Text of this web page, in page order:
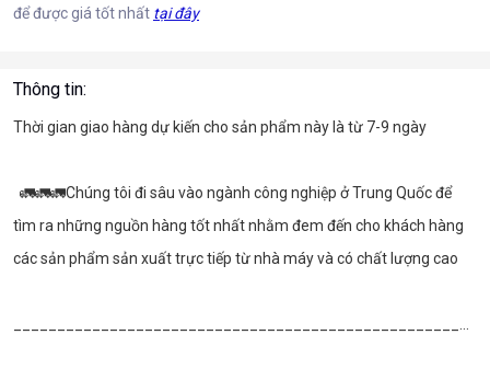
để được giá tốt nhất tại đây
Thông tin:
Thời gian giao hàng dự kiến cho sản phẩm này là từ 7-9 ngày
tìm ra những nguồn hàng tốt nhất nhằm đem đến cho khách hàng
các sản phẩm sản xuất trực tiếp từ nhà máy và có chất lượng cao